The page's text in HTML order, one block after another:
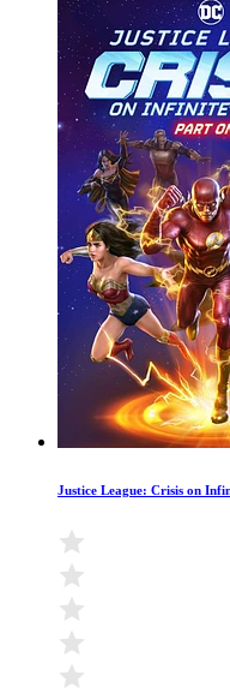
Justice League: Crisis on